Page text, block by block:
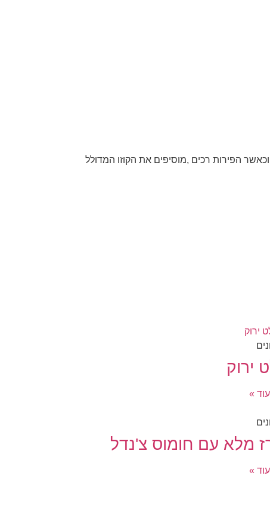
הפירות רכים ,מוסיפים את הקוזו המדולל
ירוק
»
מלא עם חומוס צ'נדל
»